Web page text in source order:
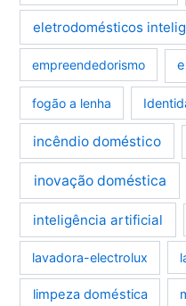
eletrodomésticos
empreendedorismo
fogão a lenha
incêndio doméstico
inovação doméstica
inteligência artificial
lavadora-electrolux
limpeza doméstica